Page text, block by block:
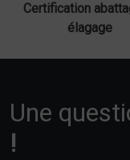
Certification
élagage
Une
!